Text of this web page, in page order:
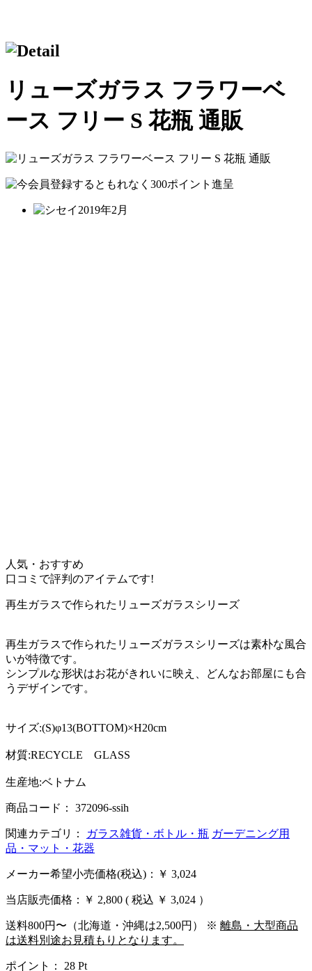
リューズガラス フラワーベ
ース フリー S 花瓶 通販
人気・おすすめ
口コミで評判のアイテムです!
再生ガラスで作られたリューズガラスシリーズ
再生ガラスで作られたリューズガラスシリーズは素朴な風合
いが特徴です。
シンプルな形状はお花がきれいに映え、どんなお部屋にも合
うデザインです。
サイズ:(S)φ13(BOTTOM)×H20cm
材質:RECYCLE GLASS
生産地:ベトナム
商品コード： 372096-ssih
関連カテゴリ： ガラス雑貨・ボトル・瓶 ガーデニング用
品・マット・花器
メーカー希望小売価格(税込)：￥ 3,024
当店販売価格： ￥ 2,800 ( 税込 ￥ 3,024 ）
送料800円〜（北海道・沖縄は2,500円） ※ 離島・大型商品
は送料別途お見積もりとなります。
ポイント： 28 Pt